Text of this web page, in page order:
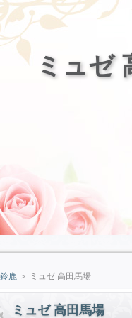
ミュゼ
鹿＞ ミュゼ 高田馬場
ミュゼ 高田馬場